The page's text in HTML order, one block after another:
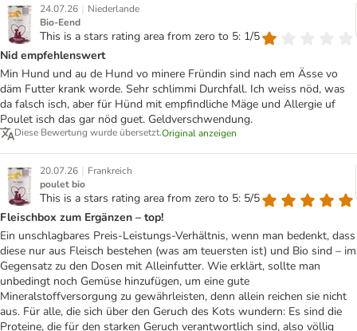
24.07.26 | Niederlande
Bio-Eend
This is a stars rating area from zero to 5: 1/5
Nid empfehlenswert
Min Hund und au de Hund vo minere Fründin sind nach em Ässe vo
däm Futter krank worde. Sehr schlimmi Durchfall. Ich weiss nöd, was
da falsch isch, aber für Hünd mit empfindliche Mäge und Allergie uf
Poulet isch das gar nöd guet. Geldverschwendung.
Diese Bewertung wurde übersetzt.Original anzeigen
20.07.26 | Frankreich
poulet bio
This is a stars rating area from zero to 5: 5/5
Fleischbox zum Ergänzen – top!
Ein unschlagbares Preis-Leistungs-Verhältnis, wenn man bedenkt, dass
diese nur aus Fleisch bestehen (was am teuersten ist) und Bio sind – im
Gegensatz zu den Dosen mit Alleinfutter. Wie erklärt, sollte man
unbedingt noch Gemüse hinzufügen, um eine gute
Mineralstoffversorgung zu gewährleisten, denn allein reichen sie nicht
aus. Für alle, die sich über den Geruch des Kots wundern: Es sind die
Proteine, die für den starken Geruch verantwortlich sind, also völlig